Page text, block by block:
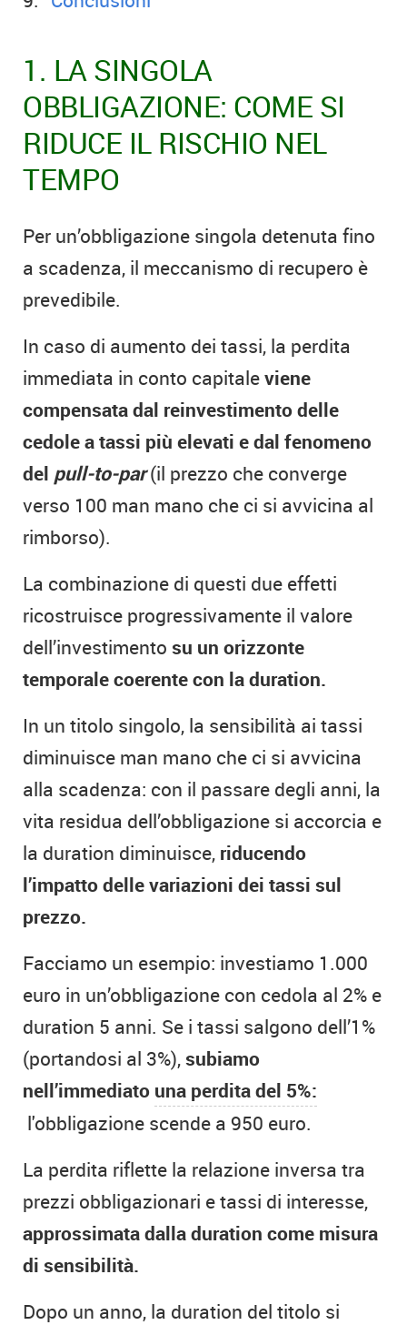
1. LA SINGOLA
OBBLIGAZIONE: COME SI
RIDUCE IL RISCHIO NEL
TEMPO
Per un’obbligazione singola detenuta fino
a scadenza, il meccanismo di recupero è
prevedibile.
In caso di aumento dei tassi, la perdita
immediata in conto capitaleviene
compensata dal reinvestimento delle
cedole a tassi più elevati e dal fenomeno
del pull-to-par(il prezzo che converge
verso 100 man mano che ci si avvicina al
rimborso).
La combinazione di questi due effetti
ricostruisce progressivamente il valore
dell’investimento su un orizzonte
temporale coerente con la duration.
In un titolo singolo, la sensibilità ai tassi
diminuisce man mano che ci si avvicina
alla scadenza: con il passare degli anni, la
vita residua dell’obbligazione si accorcia e
la duration diminuisce, riducendo
l’impatto delle variazioni dei tassi sul
prezzo.
Facciamo un esempio: investiamo 1.000
euro in un’obbligazione con cedola al 2% e
duration 5 anni. Se i tassi salgono dell’1%
(portandosi al 3%),subiamo
nell’immediato una perdita del 5%:
l'obbligazione scende a 950 euro.
La perdita riflette la relazione inversa tra
prezzi obbligazionari e tassi di interesse,
approssimata dalla duration come misura
di sensibilità.
Dopo un anno, la duration del titolo si